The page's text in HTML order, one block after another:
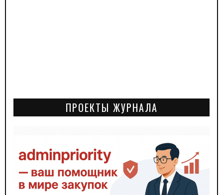
ПРОЕКТЫ ЖУРНАЛА